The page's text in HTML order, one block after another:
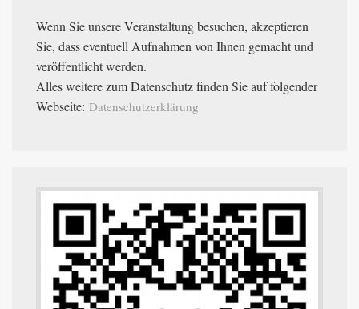
Wenn Sie unsere Veranstaltung besuchen, akzeptieren
Sie, dass eventuell Aufnahmen von Ihnen gemacht und
veröffentlicht werden.
Alles weitere zum Datenschutz finden Sie auf folgender
Webseite: Datenschutzerklärung